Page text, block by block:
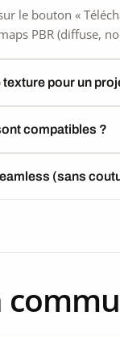
le bouton «
PBR (diffuse,
pour un
compatibles ?
(sans